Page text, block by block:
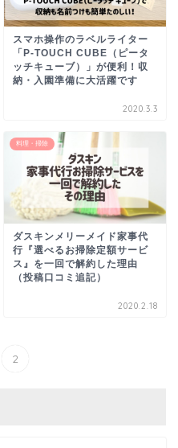
スマホ操作のラベルライター
「P-TOUCH CUBE（ピータ
ッチキューブ）」が便利！収
納・入園準備に大活躍です
2020.3.3
料理・掃除
ダスキンメリーメイド家事代
行『選べるお掃除定額サービ
ス』を一回で解約した理由
（投稿口コミ追記）
2020.2.18
2